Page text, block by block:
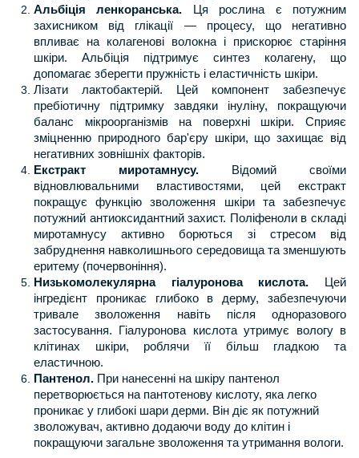
Альбіція ленкоранська. Ця рослина є потужним
захисником від глікації — процесу, що негативно
впливає на колагенові волокна і прискорює старіння
шкіри. Альбіція підтримує синтез колагену, що
допомагає зберегти пружність і еластичність шкіри.
Лізати лактобактерій. Цей компонент забезпечує
пребіотичну підтримку завдяки інуліну, покращуючи
баланс мікроорганізмів на поверхні шкіри. Сприяє
зміцненню природного бар'єру шкіри, що захищає від
негативних зовнішніх факторів.
Екстракт миротамнусу. Відомий своїми
відновлювальними властивостями, цей екстракт
покращує функцію зволоження шкіри та забезпечує
потужний антиоксидантний захист. Поліфеноли в складі
миротамнусу активно борються зі стресом від
забруднення навколишнього середовища та зменшують
еритему (почервоніння).
Низькомолекулярна гіалуронова кислота.
Цей
інгредієнт проникає глибоко в дерму, забезпечуючи
тривале зволоження навіть після одноразового
застосування. Гіалуронова кислота утримує вологу в
клітинах шкіри, роблячи її більш гладкою та
еластичною.
Пантенол. При нанесенні на шкіру пантенол
перетворюється на пантотенову кислоту, яка легко
проникає у глибокі шари дерми. Він діє як потужний
зволожувач, активно додаючи воду до клітин і
покращуючи загальне зволоження та утримання вологи.